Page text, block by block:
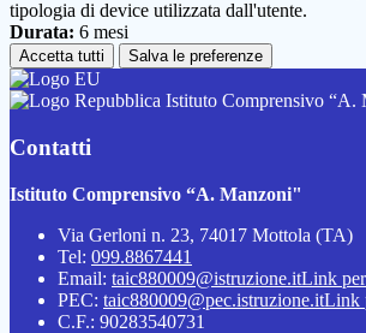
tipologia di device utilizzata dall'utente.
Durata: 6 mesi
Accetta tutti Salva le preferenze
Istituto Comprensivo “A.
Contatti
Istituto Comprensivo “A. Manzoni"
Via Gerloni n. 23, 74017 Mottola (TA)
Tel: 099.8867441
Email: taic880009@istruzione.itLink
PEC: taic880009@pec.istruzione.itLink
C.F.: 90283540731